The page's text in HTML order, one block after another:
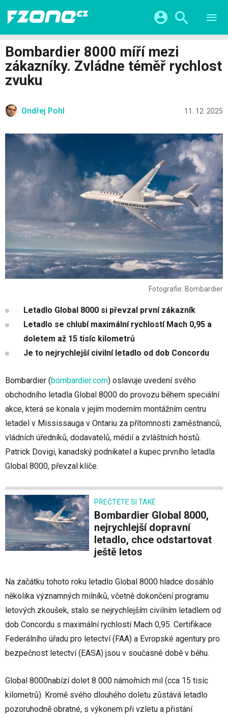
VIDEA
SERIÁLY
CHYTRÁ MĚSTA
ŽIVOT BUDOUCNOSTI
HRY A ZÁBAVA
Facebook Google
Bombardier 8000 míří mezi
zákazníky. Zvládne téměř rychlost
zvuku
Ondřej Pohl 11. 12. 2025
Fotografie: Bombardier
Letadlo Global 8000 si převzal první zákazník
Letadlo se chlubí maximální rychlostí Mach 0,95 a
doletem až 15 tisíc kilometrů
Je to nejrychlejší civilní letadlo od dob Concordu
Bombardier (bombardier.com) oslavuje uvedení svého
obchodního letadla Global 8000 do provozu během speciální
akce, která se konala v jejím moderním montážním centru
letadel v Mississauga v Ontariu za přítomnosti zaměstnanců,
vládních úředníků, dodavatelů, médií a zvláštních hostů.
Patrick Dovigi, kanadský podnikatel a kupec prvního letadla
Global 8000, převzal klíče.
PŘEČTĚTE SI TAKÉ
Bombardier Global 8000,
nejrychlejší dopravní
letadlo, chce odstartovat
ještě letos
Na začátku tohoto roku letadlo Global 8000 hladce dosáhlo
několika významných milníků, včetně dokončení programu
letových zkoušek, stalo se nejrychlejším civilním letadlem od
dob Concordu s maximální rychlostí Mach 0,95. Certifikace
Federálního úřadu pro letectví (FAA) a Evropské agentury pro
bezpečnost letectví (EASA) jsou v současné době v běhu.
Global 8000nabízí dolet 8 000 námořních mil (cca 15 tisíc
kilometrů). Kromě svého dlouhého doletu zůstává letadlo
pozoruhodně obratné, s výkonem při vzletu a přistání